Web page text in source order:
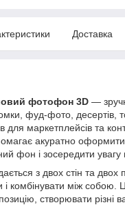
Доставка
фотофон 3D —
фуд-фото, десертів,
для маркетплейсів та
акуратно оформити
фон і зосередити увагу
з двох стін та двох
і комбінувати між собою.
створювати різні